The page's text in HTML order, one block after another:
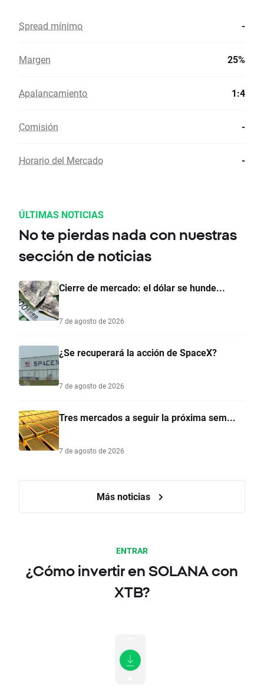
Spread mínimo -
Margen 25%
Apalancamiento 1:4
Comisión -
Horario del Mercado -
ÚLTIMAS NOTICIAS
No te pierdas nada con nuestras
sección de noticias
Cierre de mercado: el dólar se hunde...
7 de agosto de 2026
¿Se recuperará la acción de SpaceX?
7 de agosto de 2026
Tres mercados a seguir la próxima sem...
7 de agosto de 2026
Más noticias
ENTRAR
¿Cómo invertir en SOLANA con
XTB?